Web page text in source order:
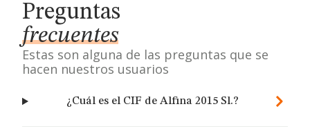
Preguntas
frecuentes
Estas son alguna de las preguntas que se
hacen nuestros usuarios
¿Cuál es el CIF de Alfina 2015 Sl.?